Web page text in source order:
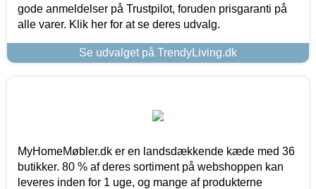
gode anmeldelser på Trustpilot, foruden prisgaranti på
alle varer. Klik her for at se deres udvalg.
Se udvalget på TrendyLiving.dk
MyHomeMøbler.dk er en landsdækkende kæde med 36
butikker. 80 % af deres sortiment på webshoppen kan
leveres inden for 1 uge, og mange af produkterne